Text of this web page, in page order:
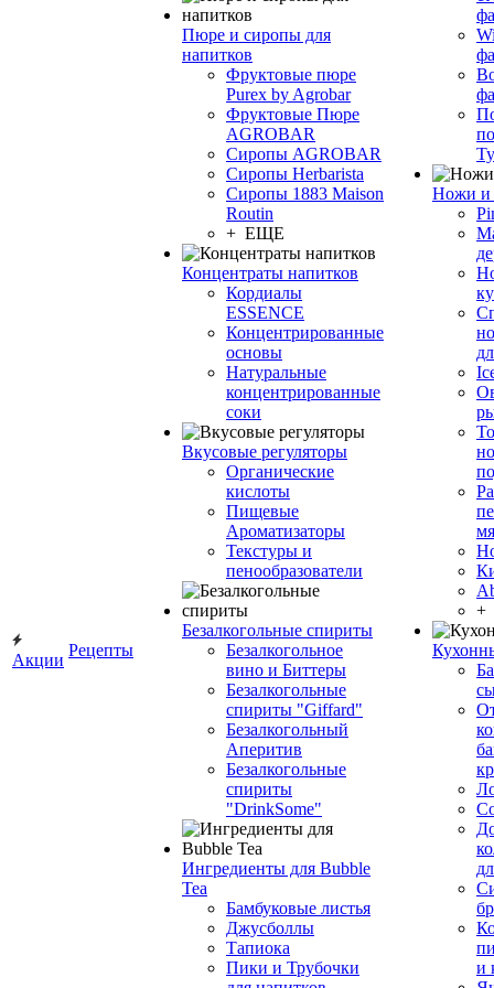
Акции
Рецепты
Пюре и сиропы для
напитков
Фруктовые пюре
Purex by Agrobar
Фруктовые Пюре
AGROBAR
Сиропы AGROBAR
Сиропы Herbarista
Сиропы 1883 Maison
Routin
+ ЕЩЕ
Концентраты напитков
Кордиалы
ESSENCE
Концентрированные
основы
Натуральные
концентрированные
соки
Вкусовые регуляторы
Органические
кислоты
Пищевые
Ароматизаторы
Текстуры и
пенообразователи
Безалкогольные спириты
Безалкогольное
вино и Биттеры
Безалкогольные
спириты "Giffard"
Безалкогольный
Аперитив
Безалкогольные
спириты
"DrinkSome"
Ингредиенты для Bubble
Tea
Бамбуковые листья
Джусболлы
Тапиока
Пики и Трубочки
Ножи и
+
и